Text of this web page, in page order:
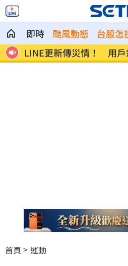
即時 颱風動態 台股怎
傳
LINE更新傳災情！ 用戶
廢」
首頁 運動